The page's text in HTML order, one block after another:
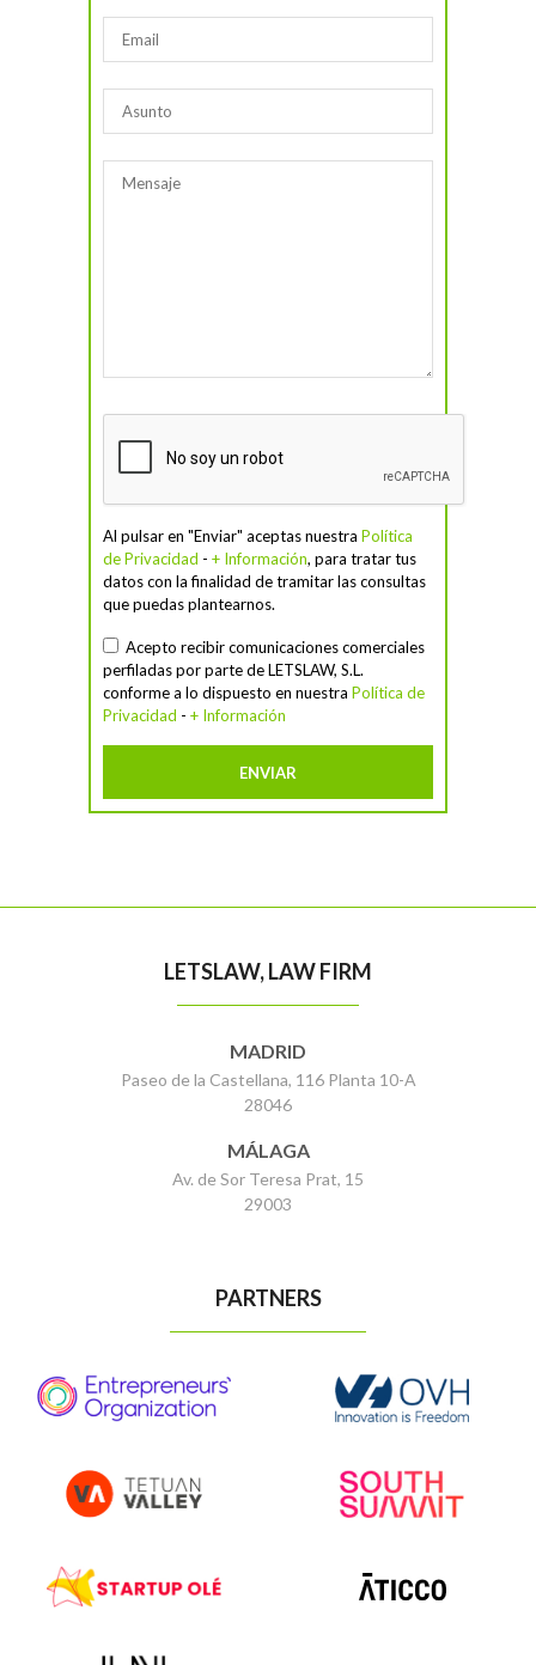
Al pulsar en "Enviar" aceptas nuestra Política
de Privacidad - + Información, para tratar tus
datos con la finalidad de tramitar las consultas
que puedas plantearnos.
Acepto recibir comunicaciones comerciales
perfiladas por parte de LETSLAW, S.L.
conforme a lo dispuesto en nuestra Política de
Privacidad - + Información
LETSLAW, LAW FIRM
MADRID
Paseo de la Castellana, 116 Planta 10-A
28046
MÁLAGA
Av. de Sor Teresa Prat, 15
29003
PARTNERS